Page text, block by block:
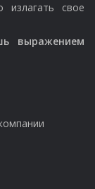
свое
выражением